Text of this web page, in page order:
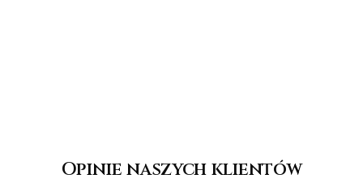
Opinie naszych klientów